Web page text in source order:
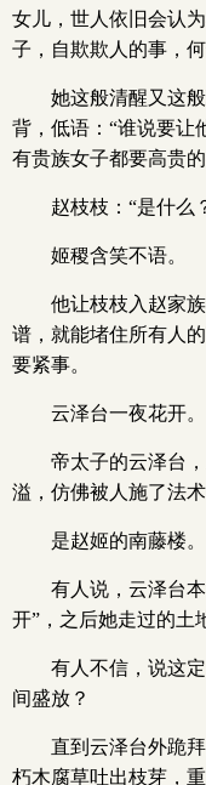
女儿，世人依旧会认
子，自欺欺人的事，
她这般清醒又这
背，低语：“谁说要让
有贵族女子都要高贵
赵枝枝：“是什么
姬稷含笑不语。
他让枝枝入赵家
谱，就能堵住所有人
要紧事。
云泽台一夜花开。
帝太子的云泽台
溢，仿佛被人施了法
是赵姬的南藤楼。
有人说，云泽台
开”，之后她走过的土
有人不信，说这
间盛放？
直到云泽台外跪
朽木腐草吐出枝芽，